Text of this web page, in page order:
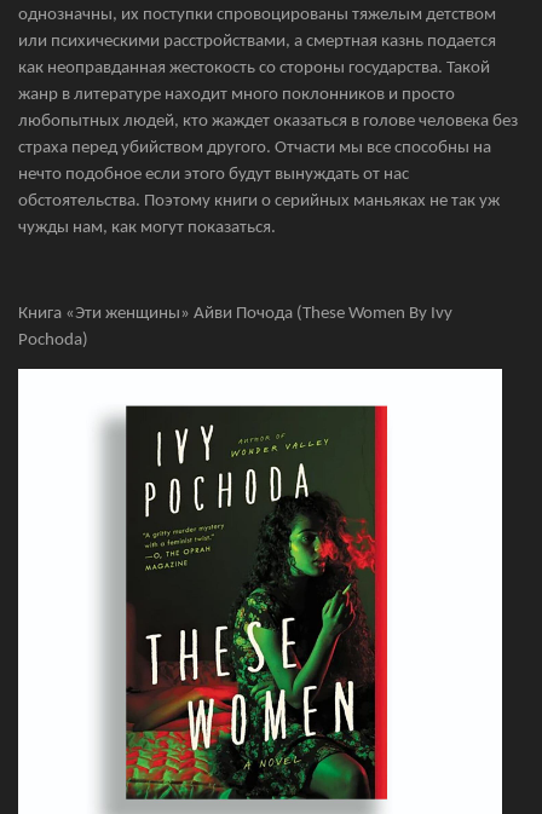
однозначны, их поступки спровоцированы тяжелым детством
или психическими расстройствами, а смертная казнь подается
как неоправданная жестокость со стороны государства. Такой
жанр в литературе находит много поклонников и просто
любопытных людей, кто жаждет оказаться в голове человека без
страха перед убийством другого. Отчасти мы все способны на
нечто подобное если этого будут вынуждать от нас
обстоятельства. Поэтому книги о серийных маньяках не так уж
чужды нам, как могут показаться.
Книга «Эти женщины» Айви Почода (These Women By Ivy
Pochoda)